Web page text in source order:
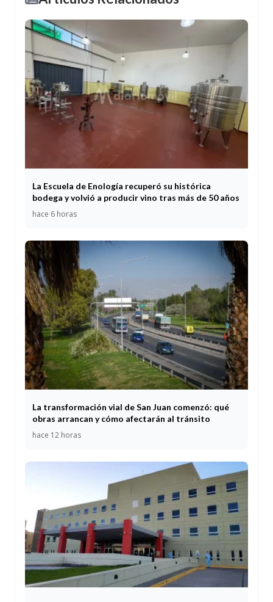
La Escuela de Enología recuperó su histórica
bodega y volvió a producir vino tras más de 50 años
hace 6 horas
La transformación vial de San Juan comenzó: qué
obras arrancan y cómo afectarán al tránsito
hace 12 horas